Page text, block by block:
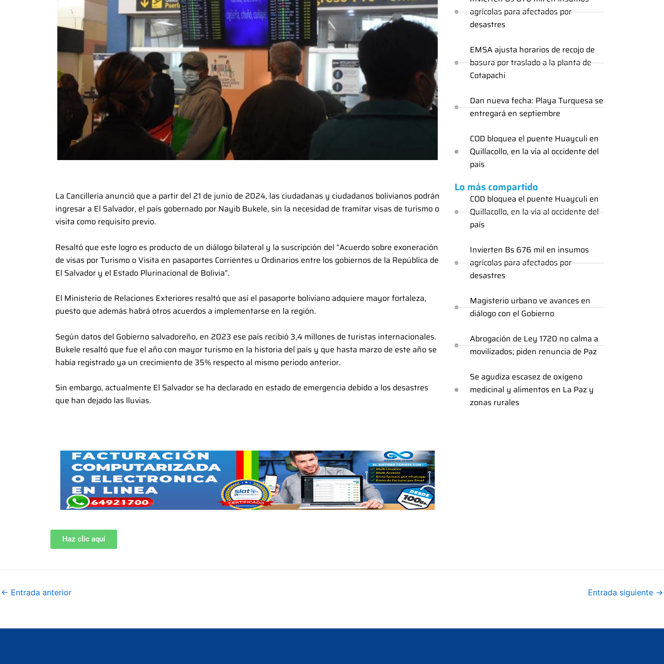
La Cancillería anunció que a partir del 21 de junio de 2024, las ciudadanas y ciudadanos bolivianos podrán
ingresar a El Salvador, el país gobernado por Nayib Bukele, sin la necesidad de tramitar visas de turismo o
visita como requisito previo.
Resaltó que este logro es producto de un diálogo bilateral y la suscripción del “Acuerdo sobre exoneración
de visas por Turismo o Visita en pasaportes Corrientes u Ordinarios entre los gobiernos de la República de
El Salvador y el Estado Plurinacional de Bolivia”.
El Ministerio de Relaciones Exteriores resaltó que así el pasaporte boliviano adquiere mayor fortaleza,
puesto que además habrá otros acuerdos a implementarse en la región.
Según datos del Gobierno salvadoreño, en 2023 ese país recibió 3,4 millones de turistas internacionales.
Bukele resaltó que fue el año con mayor turismo en la historia del país y que hasta marzo de este año se
había registrado ya un crecimiento de 35% respecto al mismo periodo anterior.
Sin embargo, actualmente El Salvador se ha declarado en estado de emergencia debido a los desastres
que han dejado las lluvias.
agrícolas para afectados por
desastres
EMSA ajusta horarios de recojo de
basura por traslado a la planta de
Cotapachi
Dan nueva fecha: Playa Turquesa se
entregará en septiembre
COD bloquea el puente Huayculi en
Quillacollo, en la vía al occidente del
país
Lo más compartido
COD bloquea el puente Huayculi en
Quillacollo, en la vía al occidente del
país
Invierten Bs 676 mil en insumos
agrícolas para afectados por
desastres
Magisterio urbano ve avances en
diálogo con el Gobierno
Abrogación de Ley 1720 no calma a
movilizados; piden renuncia de Paz
Se agudiza escasez de oxígeno
medicinal y alimentos en La Paz y
zonas rurales
Haz clic aquí
← Entrada anterior Entrada siguiente →